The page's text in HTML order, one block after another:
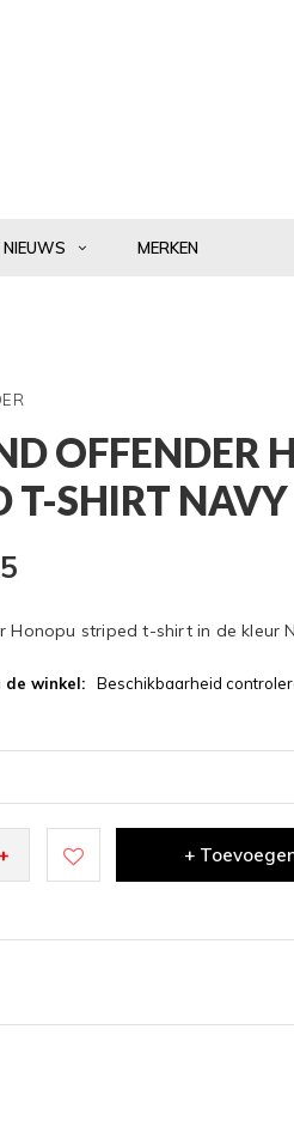
NIEUWS MERKEN
OFFENDER
T-SHIRT NAVY
Honopu striped t-shirt in de kleur
de winkel: Beschikbaarheid
+ +